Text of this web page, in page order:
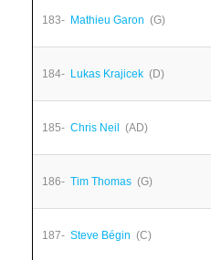
183- Mathieu Garon (G)
184- Lukas Krajicek (D)
185- Chris Neil (AD)
186- Tim Thomas (G)
187- Steve Bégin (C)